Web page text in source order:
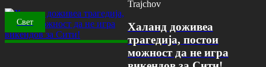
Свет
Trajchov
Халанд доживеа
трагедија, постои
можност да не игра